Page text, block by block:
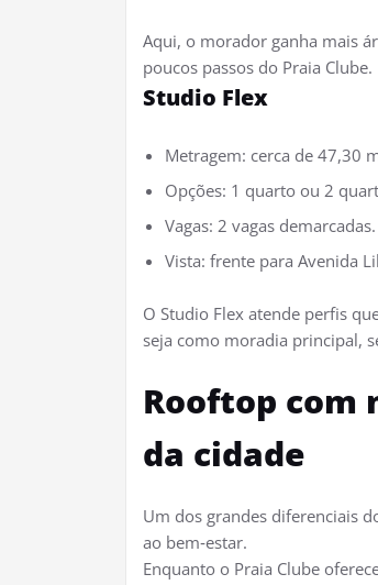
Aqui, o morador ganha mais
poucos passos do Praia Clube.
Studio Flex
Metragem: cerca de 47,30
Opções: 1 quarto ou 2
Vagas: 2 vagas demarcadas.
Vista: frente para Avenida
O Studio Flex atende perfis
seja como moradia principal,
Rooftop com
da cidade
Um dos grandes diferenciais
ao bem‑estar.​
Enquanto o Praia Clube